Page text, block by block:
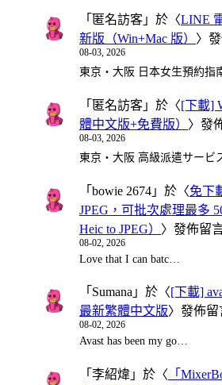
「 匿名訪客 」於〈LINE
新版（Win+Mac 版） 〉
08-03, 2026
東京・大阪 日本女生預約
「 匿名訪客 」於〈[下載]
體中文版+免費版） 〉發
08-03, 2026
東京・大阪 高級派遣サービ
「 bowie 2674 」於〈免下
JPEG，可批次處理最多
Heic to JPEG） 〉發佈留
08-02, 2026
Love that I can batc…
「 Sumana 」於〈[下載]
最新繁體中文版〉發佈留
08-02, 2026
Avast has been my go…
「 李紹煒 」於〈 「